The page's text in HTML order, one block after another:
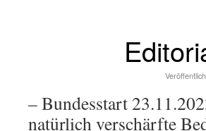
– Bundesstart
natürlich verschärfte